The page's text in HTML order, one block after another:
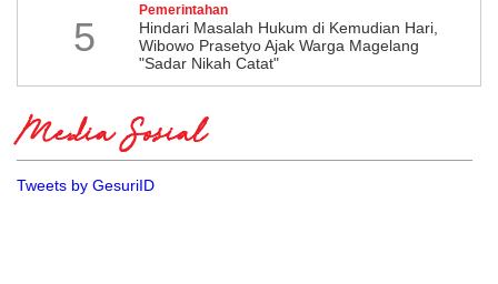
5
Pemerintahan
Hindari Masalah Hukum di Kemudian Hari,
Wibowo Prasetyo Ajak Warga Magelang
"Sadar Nikah Catat"
Media Sosial
Tweets by GesuriID